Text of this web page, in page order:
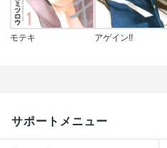
モテキ アゲイン!!
サポートメニュー